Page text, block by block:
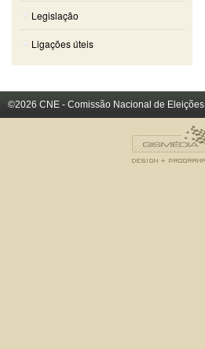
Legislação
Ligações úteis
©2026 CNE - Comissão Nacional de Eleições